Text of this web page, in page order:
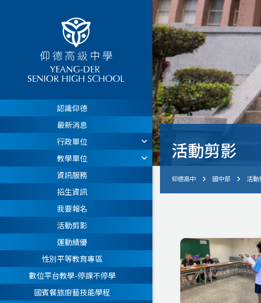
認識仰德
最新消息
行政單位
教學單位
資訊服務
招生資訊
我要報名
活動剪影
運動績優
性別平等教育專區
數位平台教學-停課不停學
國賓餐旅廚藝技能學程
活動剪影
仰德高中 國中部 活動